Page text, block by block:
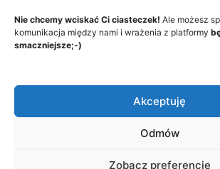
Nie chcemy wciskać Ci ciasteczek! Ale możesz
komunikacja między nami i wrażenia z platformy
smaczniejsze;-)
Akceptuję
Odmów
Zobacz preferencje
© 2026 - Akademia Big Data, Stworzone
Factory sp. z o.o.